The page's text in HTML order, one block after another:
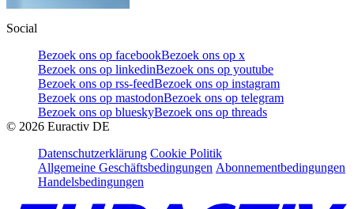
Social
Bezoek ons op facebookBezoek ons op x
Bezoek ons op linkedinBezoek ons op youtube
Bezoek ons op rss-feedBezoek ons op instagram
Bezoek ons op mastodonBezoek ons op telegram
Bezoek ons op blueskyBezoek ons op threads
© 2026 Euractiv DE
Datenschutzerklärung Cookie Politik
Allgemeine Geschäftsbedingungen Abonnementbedingungen
Handelsbedingungen